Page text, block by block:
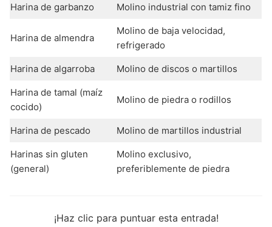
Harina de garbanzo Molino industrial con tamiz fino
Harina de almendra
Molino de baja velocidad,
refrigerado
Harina de algarroba Molino de discos o martillos
Harina de tamal (maíz
cocido)
Molino de piedra o rodillos
Harina de pescado Molino de martillos industrial
Harinas sin gluten
(general)
Molino exclusivo,
preferiblemente de piedra
¡Haz clic para puntuar esta entrada!